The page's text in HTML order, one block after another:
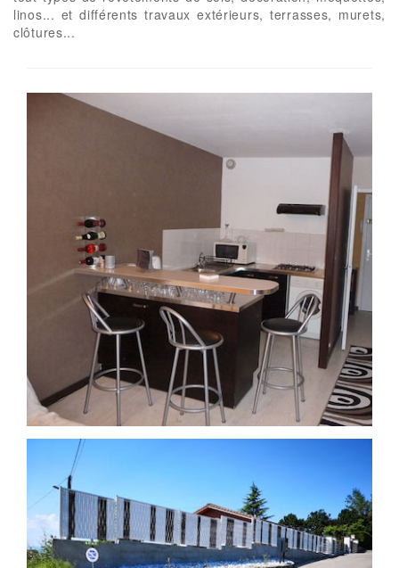
linos... et différents travaux extérieurs, terrasses, murets,
clôtures...